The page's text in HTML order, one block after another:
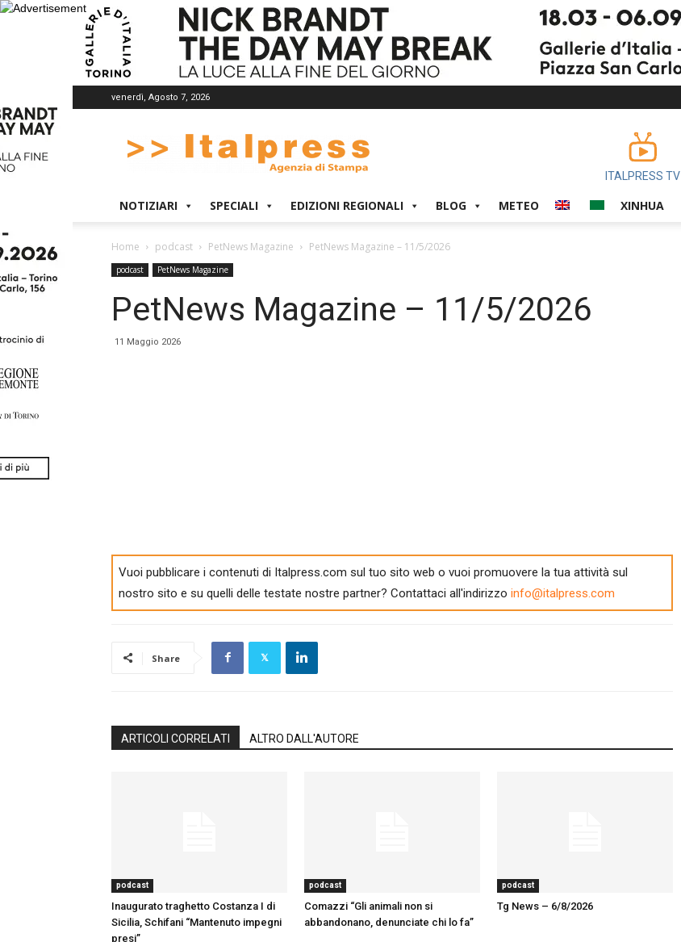
venerdì, Agosto 7, 2026
ITALPRESS TV
NOTIZIARI SPECIALI EDIZIONI REGIONALI BLOG METEO XINHUA
Home podcast PetNews Magazine PetNews Magazine – 11/5/2026
podcast PetNews Magazine
PetNews Magazine – 11/5/2026
11 Maggio 2026
Vuoi pubblicare i contenuti di Italpress.com sul tuo sito web o vuoi promuovere la tua attività sul
nostro sito e su quelli delle testate nostre partner? Contattaci all'indirizzo info@italpress.com
Share
ARTICOLI CORRELATI ALTRO DALL'AUTORE
podcast
Inaugurato traghetto Costanza I di
Sicilia, Schifani “Mantenuto impegni
presi”
podcast
Comazzi “Gli animali non si
abbandonano, denunciate chi lo fa”
podcast
Tg News – 6/8/2026